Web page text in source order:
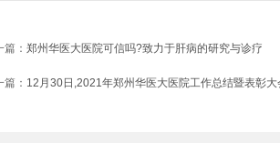
篇： 郑州华医大医院可信吗?致力于肝病的研究与诊疗
篇： 12月30日,2021年郑州华医大医院工作总结暨表彰